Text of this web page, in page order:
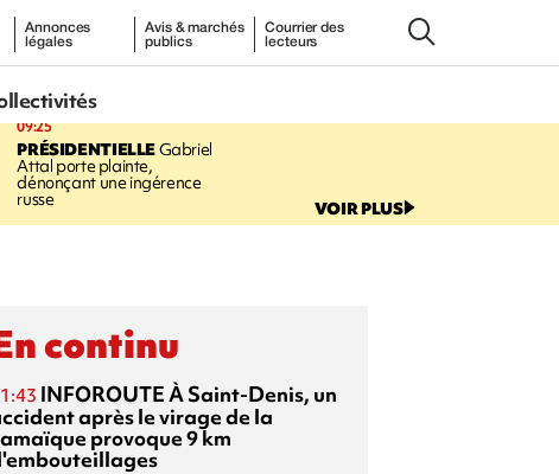
Annonces
légales
Avis & marchés
publics
Courrier des
lecteurs
09:25
PRÉSIDENTIELLEGabriel
Attal porte plainte,
dénonçant une ingérence
russe VOIR PLUS
continu
INFOROUTEÀ Saint-Denis, un
après le virage de la
provoque 9 km